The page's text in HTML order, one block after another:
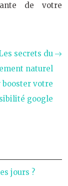
de votre
secrets du
naturel
booster votre
google
jours ?